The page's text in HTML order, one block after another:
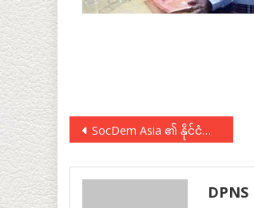
Post
navigation
SocDem Asia ၏ နိုင်ငံရေးစီမံခန့်ခွဲမှုသင်တန်းတက်ရောက်